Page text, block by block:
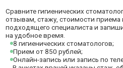
Сравните гигиенических
отзывам, стажу, стоимости приема
подходящего специалиста и
на удобное время.
8 гигиенических стоматологов;
Прием от 850 рублей;
Онлайн-запись или запись по